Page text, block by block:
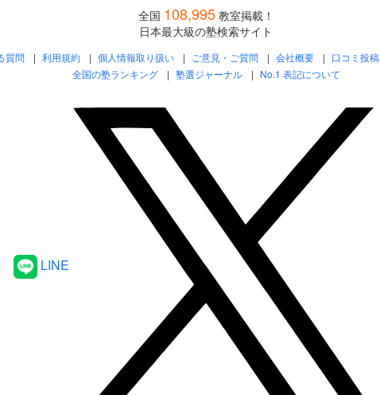
全国 108,995 教室掲載！
日本最大級の塾検索サイト
質問 利用規約 個人情報取り扱い ご意見・ご質問 会社概要 口コミ投稿
全国の塾ランキング
塾選ジャーナル No.1 表記について
LINE